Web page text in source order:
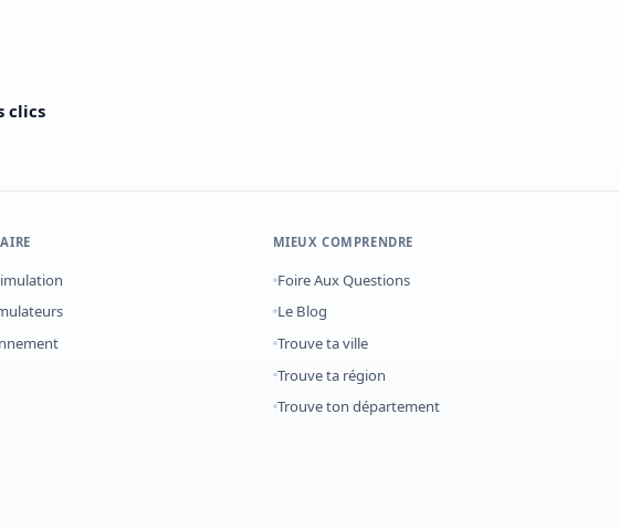
clics
MIEUX COMPRENDRE
Foire Aux Questions
Le Blog
Trouve ta ville
Trouve ta région
Trouve ton département